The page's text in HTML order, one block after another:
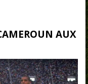
AUX